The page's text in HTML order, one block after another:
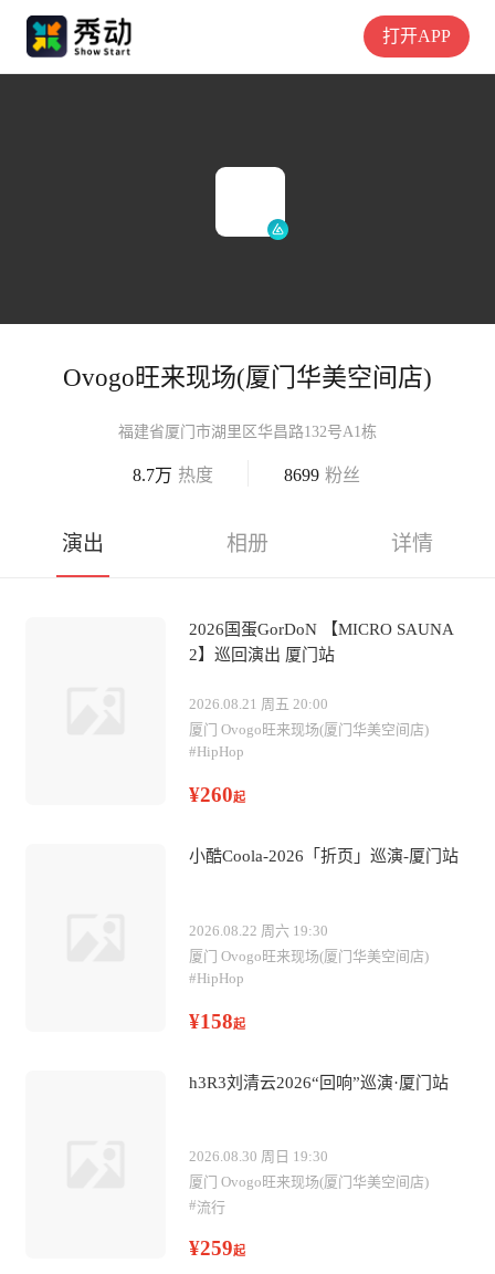
打开APP
Ovogo旺来现场(厦门华美空间店)
福建省厦门市湖里区华昌路132号A1栋
8.7万 热度 8699 粉丝
演出 相册 详情
2026国蛋GorDoN 【MICRO SAUNA
2】巡回演出 厦门站
2026.08.21 周五 20:00
厦门 Ovogo旺来现场(厦门华美空间店)
#HipHop
¥260起
小酷Coola-2026「折页」巡演-厦门站
2026.08.22 周六 19:30
厦门 Ovogo旺来现场(厦门华美空间店)
#HipHop
¥158起
h3R3刘清云2026“回响”巡演·厦门站
2026.08.30 周日 19:30
厦门 Ovogo旺来现场(厦门华美空间店)
#流行
¥259起